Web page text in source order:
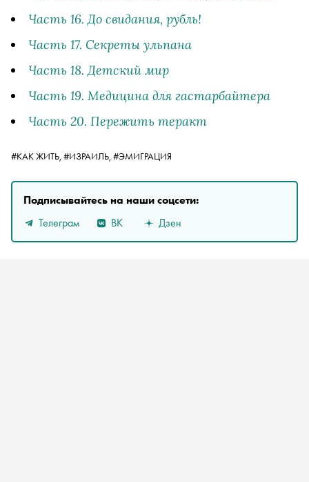
Часть 16. До свидания, рубль!
Часть 17. Секреты ульпана
Часть 18. Детский мир
Часть 19. Медицина для гастарбайтера
Часть 20. Пережить теракт
#КАК ЖИТЬ, #ИЗРАИЛЬ, #ЭМИГРАЦИЯ
Подписывайтесь на наши соцсети:
Телеграм
ВК Дзен